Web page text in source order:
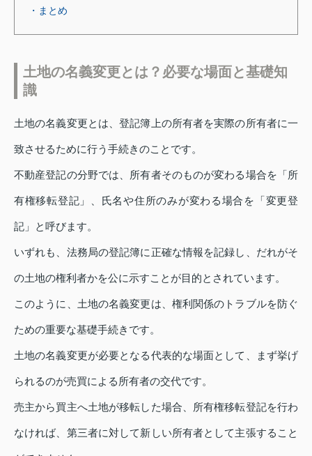
・まとめ
土地の名義変更とは？必要な場面と基礎知
識
土地の名義変更とは、登記簿上の所有者を実際の所有者に一
致させるために行う手続きのことです。
不動産登記の分野では、所有者そのものが変わる場合を「所
有権移転登記」、氏名や住所のみが変わる場合を「変更登
記」と呼びます。
いずれも、法務局の登記簿に正確な情報を記録し、だれがそ
の土地の権利者かを公に示すことが目的とされています。
このように、土地の名義変更は、権利関係のトラブルを防ぐ
ための重要な基礎手続きです。
土地の名義変更が必要となる代表的な場面として、まず挙げ
られるのが売買による所有者の交代です。
売主から買主へ土地が移転した場合、所有権移転登記を行わ
なければ、第三者に対して新しい所有者として主張すること